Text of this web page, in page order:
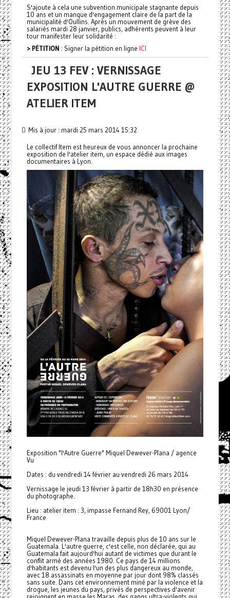
S'ajoute à cela une subvention municipale stagnante depuis
10 ans et un manque d'engagement claire de la part de la
municipalité d'Oullins. Après un mouvement de grève des
salariés mardi 28 janvier, publics, adhérents peuvent à leur
tour manifester leur solidarité :
> PÉTITION : Signer la pétition en ligne ICI
JEU 13 FEV : VERNISSAGE
EXPOSITION L'AUTRE GUERRE @
ATELIER ITEM
Mis à jour : mardi 25 mars 2014 15:32
Le collectif Item est heureux de vous annoncer la prochaine
exposition de l'atelier item, un espace dédié aux images
documentaires à Lyon.
Exposition "l'Autre Guerre" Miquel Dewever-Plana / agence
Vu
Dates : du vendredi 14 février au vendredi 26 mars 2014
Vernissage le jeudi 13 février à partir de 18h30 en présence
du photographe.
Lieu : atelier item : 3, impasse Fernand Rey, 69001 Lyon/
France
Miquel Dewever-Plana travaille depuis plus de 10 ans sur le
Guatemala. L'autre guerre, c'est celle, non déclarée, qui au
Guatemala fait aujourd'hui autant de victimes que durant le
conflit armé des années 1980. Ce pays de 14 millions
d'habitants est devenu l'un des plus dangereux au monde,
avec 18 assassinats en moyenne par jour dont 98% classés
sans suite. Dans cet environnement miné par la violence et la
drogue, les jeunes du pays, privés de perspectives d'avenir
rejoignent en masse les Maras, des gangs ultra-violents qui